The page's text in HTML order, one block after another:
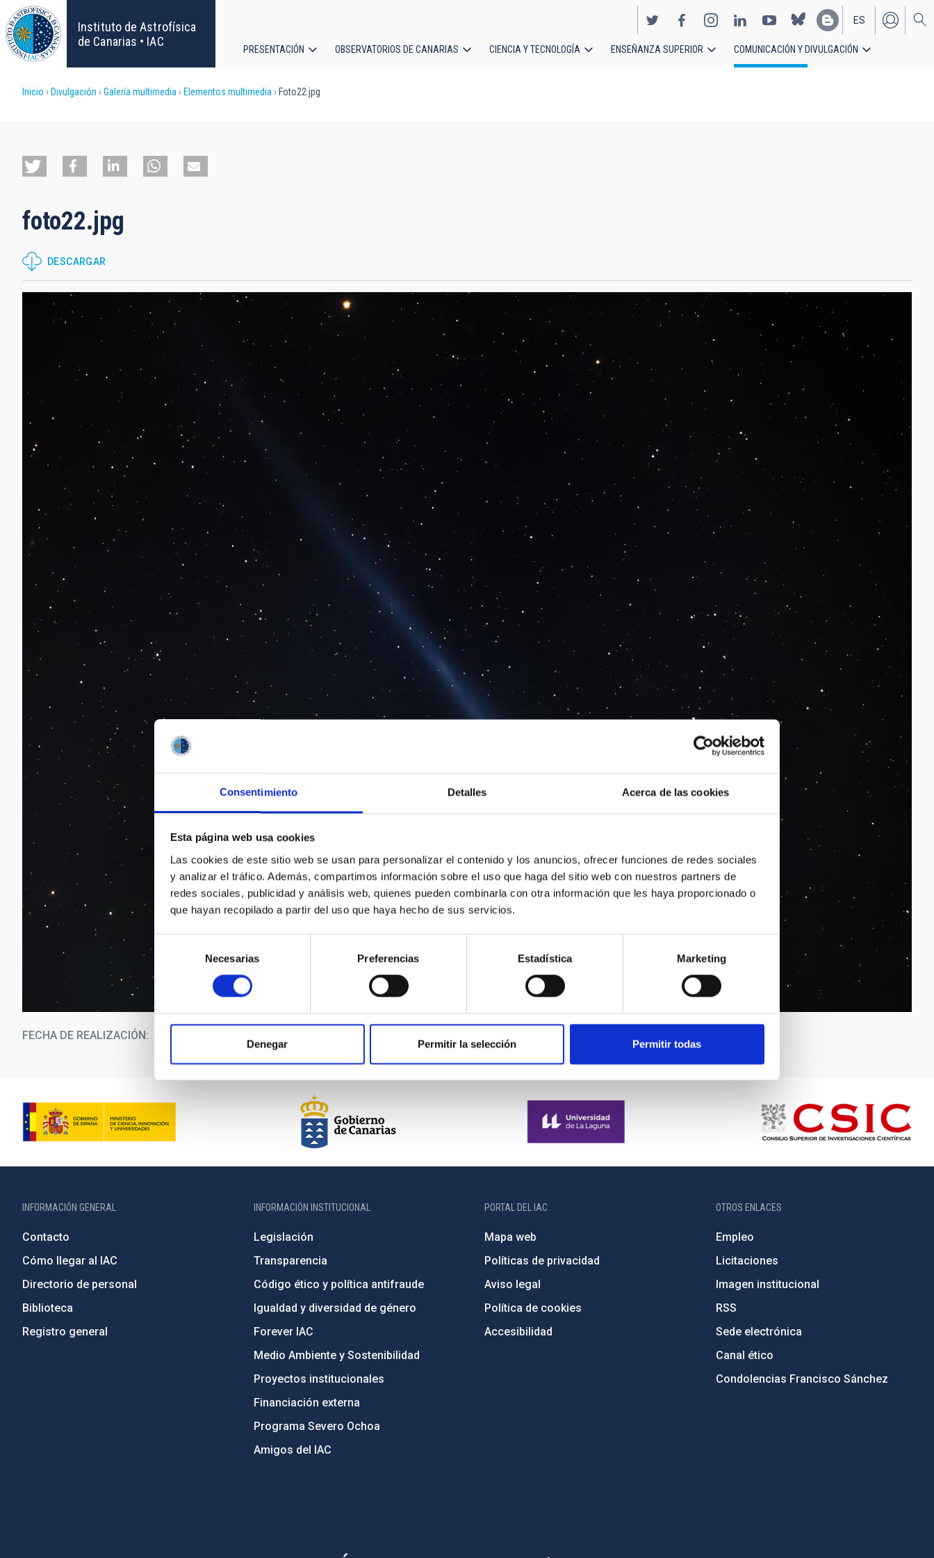
Consentimiento Detalles Acerca de las cookies
Esta página web usa cookies
Las cookies de este sitio web se usan para personalizar el contenido y los anuncios, ofrecer funciones de redes sociales
y analizar el tráfico. Además, compartimos información sobre el uso que haga del sitio web con nuestros partners de
redes sociales, publicidad y análisis web, quienes pueden combinarla con otra información que les haya proporcionado o
que hayan recopilado a partir del uso que haya hecho de sus servicios.
consentimiento
Necesarias Preferencias Estadística Marketing
Denegar Permitir la selección Permitir todas
Pasar
al
contenido
principal
Instituto de Astrofísica
de Canarias • IAC
EN
ES
principal
PRESENTACIÓN OBSERVATORIOS DE CANARIAS CIENCIA Y TECNOLOGÍA ENSEÑANZA SUPERIOR COMUNICACIÓN Y DIVULGACIÓN
Sobrescribir
de
a
la
navegación
Inicio Divulgación Galería multimedia Elementos multimedia Foto22.jpg
foto22.jpg
DESCARGAR
FECHA DE REALIZACIÓN
INFORMACIÓN GENERAL
Contacto
Cómo llegar al IAC
Directorio de personal
Biblioteca
Registro general
INFORMACIÓN INSTITUCIONAL
Legislación
Transparencia
Código ético y política antifraude
Igualdad y diversidad de género
Forever IAC
Medio Ambiente y Sostenibilidad
Proyectos institucionales
Financiación externa
Programa Severo Ochoa
Amigos del IAC
PORTAL DEL IAC
Mapa web
Políticas de privacidad
Aviso legal
Política de cookies
Accesibilidad
OTROS ENLACES
Empleo
Licitaciones
Imagen institucional
RSS
Sede electrónica
Canal ético
Condolencias Francisco Sánchez